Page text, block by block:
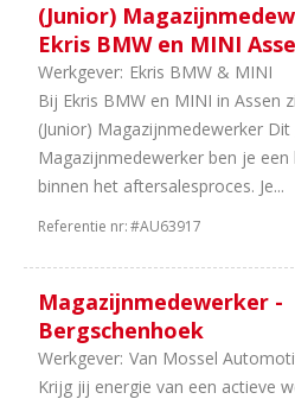
(Junior)
Ekris BMW en MINI
Werkgever: Ekris BMW & MINI
Bij Ekris BMW en MINI in Assen
(Junior) Magazijnmedewerker
Magazijnmedewerker ben je een
binnen het aftersalesproces. Je...
Referentie nr:#AU63917
Magazijnmedewerker -
Bergschenhoek
Werkgever: Van Mossel
Krijg jij energie van een actieve